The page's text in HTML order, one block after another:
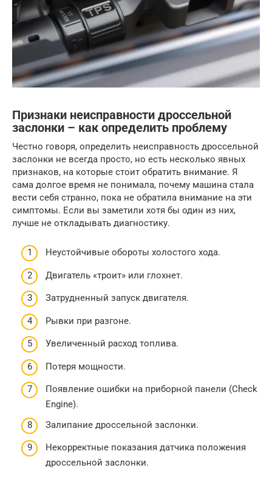
Признаки неисправности дроссельной
заслонки – как определить проблему
Честно говоря, определить неисправность дроссельной
заслонки не всегда просто, но есть несколько явных
признаков, на которые стоит обратить внимание. Я
сама долгое время не понимала, почему машина стала
вести себя странно, пока не обратила внимание на эти
симптомы. Если вы заметили хотя бы один из них,
лучше не откладывать диагностику.
Неустойчивые обороты холостого хода.
Двигатель «троит» или глохнет.
Затрудненный запуск двигателя.
Рывки при разгоне.
Увеличенный расход топлива.
Потеря мощности.
Появление ошибки на приборной панели (Check
Engine).
Залипание дроссельной заслонки.
Некорректные показания датчика положения
дроссельной заслонки.